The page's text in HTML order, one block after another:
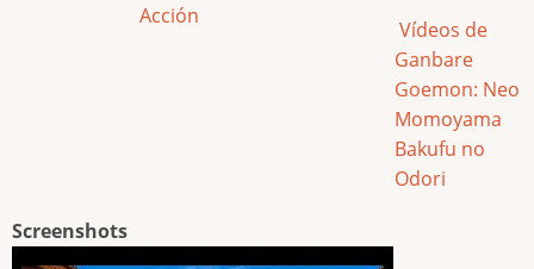
Acción
Vídeos de
Ganbare
Goemon: Neo
Momoyama
Bakufu no
Odori
Screenshots